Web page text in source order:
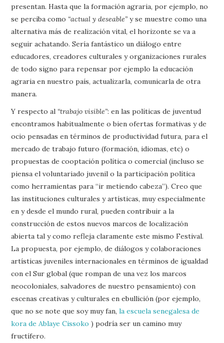
presentan. Hasta que la formación agraria, por ejemplo, no
se perciba como “actual y deseable” y se muestre como una
alternativa más de realización vital, el horizonte se va a
seguir achatando. Sería fantástico un diálogo entre
educadores, creadores culturales y organizaciones rurales
de todo signo para repensar por ejemplo la educación
agraria en nuestro país, actualizarla, comunicarla de otra
manera.
Y respecto al “trabajo visible”: en las políticas de juventud
encontramos habitualmente o bien ofertas formativas y de
ocio pensadas en términos de productividad futura, para el
mercado de trabajo futuro (formación, idiomas, etc) o
propuestas de cooptación política o comercial (incluso se
piensa el voluntariado juvenil o la participación política
como herramientas para “ir metiendo cabeza”). Creo que
las instituciones culturales y artísticas, muy especialmente
en y desde el mundo rural, pueden contribuir a la
construcción de estos nuevos marcos de localización
abierta tal y como refleja claramente este mismo Festival.
La propuesta, por ejemplo, de diálogos y colaboraciones
artísticas juveniles internacionales en términos de igualdad
con el Sur global (que rompan de una vez los marcos
neocoloniales, salvadores de nuestro pensamiento) con
escenas creativas y culturales en ebullición (por ejemplo,
que no se note que soy muy fan,la escuela senegalesa de
kora de Ablaye Cissoko) podría ser un camino muy
fructífero.